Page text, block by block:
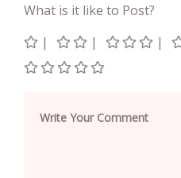
What is it like to Post?